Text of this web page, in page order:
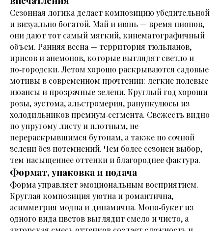
Сезонная логика делает композицию убедительной
и визуально богатой. Май и июнь — время пионов,
они дают тот самый мягкий, кинематографичный
объем. Ранняя весна — территория тюльпанов,
ирисов и анемонов, которые выглядят светло и
по‑городски. Летом хорошо раскрываются садовые
мотивы в современном прочтении: легкие полевые
нюансы и прозрачные зелени. Круглый год хороши
розы, эустома, альстромерия, ранункулюсы из
холодильников премиум‑сегмента. Свежесть видно
по упругому листу и плотным, не
перераскрывшимся бутонам, а также по сочной
зелени без потемнений. Чем более сезонен выбор,
тем насыщеннее оттенки и благороднее фактура.
Формат, упаковка и подача
Форма управляет эмоциональным восприятием.
Круглая композиция уютна и романтична,
асимметрия модна и динамична. Моно‑букет из
одного вида цветов выглядит смело и чисто, а